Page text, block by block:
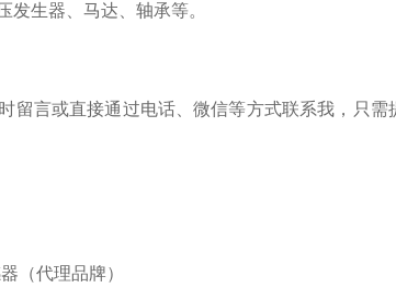
发生器、马达、轴承等。
留言或直接通过电话、微信等方式联系我，只
（代理品牌）